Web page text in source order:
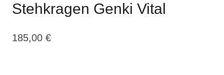
Stehkragen Genki Vital
185,00 €